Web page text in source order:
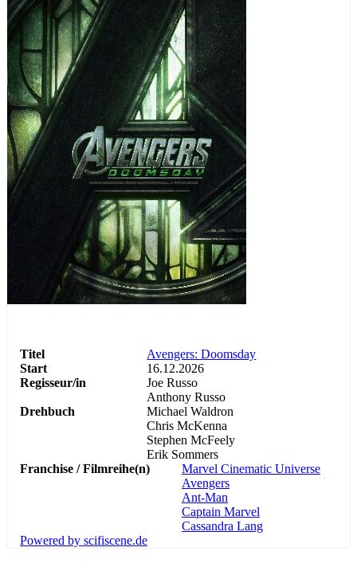
Titel
Avengers: Doomsday
Start
16.12.2026
Regisseur/in
Joe Russo
Anthony Russo
Drehbuch
Michael Waldron
Chris McKenna
Stephen McFeely
Erik Sommers
Franchise / Filmreihe(n)
Marvel Cinematic Universe
Avengers
Ant-Man
Captain Marvel
Cassandra Lang
Powered by scifiscene.de